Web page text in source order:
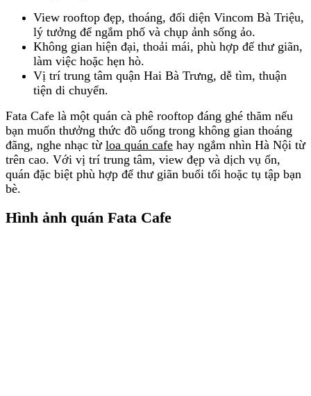
View rooftop đẹp, thoáng, đối diện Vincom Bà Triệu,
lý tưởng để ngắm phố và chụp ảnh sống ảo.
Không gian hiện đại, thoải mái, phù hợp để thư giãn,
làm việc hoặc hẹn hò.
Vị trí trung tâm quận Hai Bà Trưng, dễ tìm, thuận
tiện di chuyển.
Fata Cafe là một quán cà phê rooftop đáng ghé thăm nếu
bạn muốn thưởng thức đồ uống trong không gian thoáng
đãng, nghe nhạc từ loa quán cafe hay ngắm nhìn Hà Nội từ
trên cao. Với vị trí trung tâm, view đẹp và dịch vụ ổn,
quán đặc biệt phù hợp để thư giãn buổi tối hoặc tụ tập bạn
bè.
Hình ảnh quán Fata Cafe